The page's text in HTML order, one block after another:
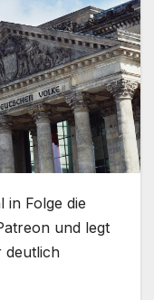
in Folge die
und legt
deutlich